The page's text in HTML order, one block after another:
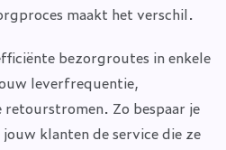
maakt het verschil.
bezorgroutes in enkele
leverfrequentie,
Zo bespaar je
klanten de service die ze